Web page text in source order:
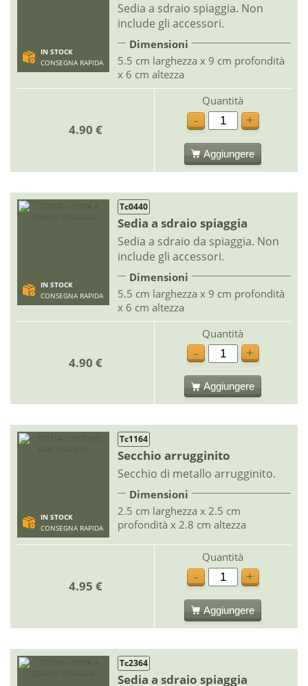
IN STOCK
CONSEGNA RAPIDA
Sedia a sdraio spiaggia. Non
include gli accessori.
Dimensioni
5.5 cm larghezza x 9 cm profondità
x 6 cm altezza
4.90 €
Quantità
-
+
Aggiungere
IN STOCK
CONSEGNA RAPIDA
Tc0440
Sedia a sdraio spiaggia
Sedia a sdraio da spiaggia. Non
include gli accessori.
Dimensioni
5.5 cm larghezza x 9 cm profondità
x 6 cm altezza
4.90 €
Quantità
-
+
Aggiungere
IN STOCK
CONSEGNA RAPIDA
Tc1164
Secchio arrugginito
Secchio di metallo arrugginito.
Dimensioni
2.5 cm larghezza x 2.5 cm
profondità x 2.8 cm altezza
4.95 €
Quantità
-
+
Aggiungere
Tc2364
Sedia a sdraio spiaggia